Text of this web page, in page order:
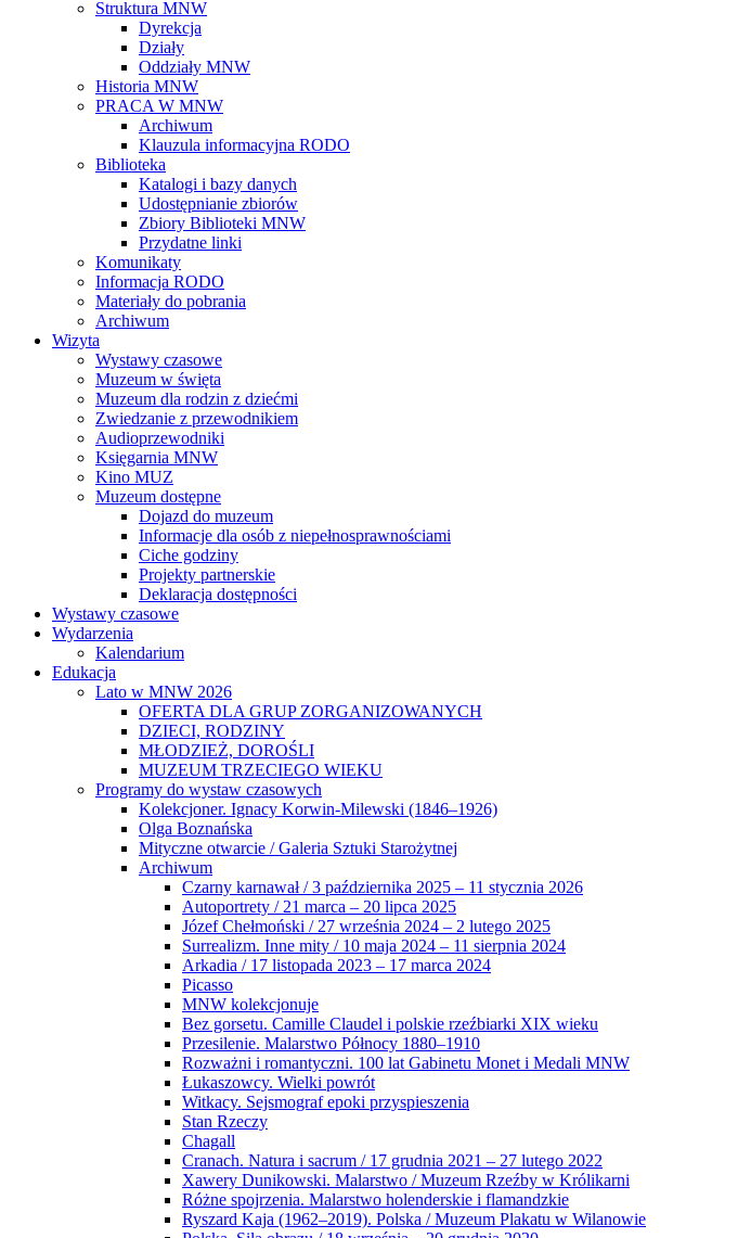
Struktura MNW
Dyrekcja
Działy
Oddziały MNW
Historia MNW
PRACA W MNW
Archiwum
Klauzula informacyjna RODO
Biblioteka
Katalogi i bazy danych
Udostępnianie zbiorów
Zbiory Biblioteki MNW
Przydatne linki
Komunikaty
Informacja RODO
Materiały do pobrania
Archiwum
Wizyta
Wystawy czasowe
Muzeum w święta
Muzeum dla rodzin z dziećmi
Zwiedzanie z przewodnikiem
Audioprzewodniki
Księgarnia MNW
Kino MUZ
Muzeum dostępne
Dojazd do muzeum
Informacje dla osób z niepełnosprawnościami
Ciche godziny
Projekty partnerskie
Deklaracja dostępności
Wystawy czasowe
Wydarzenia
Kalendarium
Edukacja
Lato w MNW 2026
OFERTA DLA GRUP ZORGANIZOWANYCH
DZIECI, RODZINY
MŁODZIEŻ, DOROŚLI
MUZEUM TRZECIEGO WIEKU
Programy do wystaw czasowych
Kolekcjoner. Ignacy Korwin-Milewski (1846–1926)
Olga Boznańska
Mityczne otwarcie / Galeria Sztuki Starożytnej
Archiwum
Czarny karnawał / 3 października 2025 – 11 stycznia 2026
Autoportrety / 21 marca – 20 lipca 2025
Józef Chełmoński / 27 września 2024 – 2 lutego 2025
Surrealizm. Inne mity / 10 maja 2024 – 11 sierpnia 2024
Arkadia / 17 listopada 2023 – 17 marca 2024
Picasso
MNW kolekcjonuje
Bez gorsetu. Camille Claudel i polskie rzeźbiarki XIX wieku
Przesilenie. Malarstwo Północy 1880–1910
Rozważni i romantyczni. 100 lat Gabinetu Monet i Medali MNW
Łukaszowcy. Wielki powrót
Witkacy. Sejsmograf epoki przyspieszenia
Stan Rzeczy
Chagall
Cranach. Natura i sacrum / 17 grudnia 2021 – 27 lutego 2022
Xawery Dunikowski. Malarstwo / Muzeum Rzeźby w Królikarni
Różne spojrzenia. Malarstwo holenderskie i flamandzkie
Ryszard Kaja (1962–2019). Polska / Muzeum Plakatu w Wilanowie